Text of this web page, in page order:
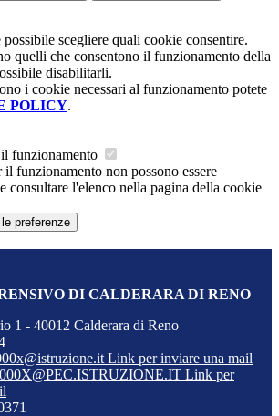
possibile scegliere quali cookie consentire.
quelli che consentono il funzionamento della
disabilitarli.
i cookie necessari al funzionamento potete
POLICY.
funzionamento
il funzionamento non possono essere
consultare l'elenco nella pagina della cookie
preferenze
DI CALDERARA DI RENO
1 - 40012 Calderara di Reno
Link per inviare una mail
Link per